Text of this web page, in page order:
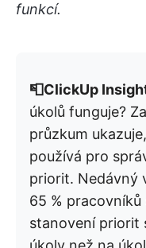
funkcí.
📮ClickUp
úkolů funguje?
průzkum
používá pro
priorit. Nedávný
65 %
stanovení priorit